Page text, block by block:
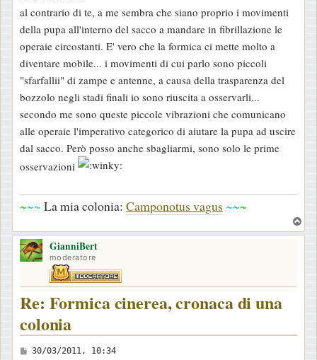
al contrario di te, a me sembra che siano proprio i movimenti
della pupa all'interno del sacco a mandare in fibrillazione le
operaie circostanti. E' vero che la formica ci mette molto a
diventare mobile... i movimenti di cui parlo sono piccoli
"sfarfallii" di zampe e antenne, a causa della trasparenza del
bozzolo negli stadi finali io sono riuscita a osservarli...
secondo me sono queste piccole vibrazioni che comunicano
alle operaie l'imperativo categorico di aiutare la pupa ad uscire
dal sacco. Però posso anche sbagliarmi, sono solo le prime
osservazioni
~~~ La mia colonia: Camponotus vagus ~~~
o
GianniBert
moderatore
Re: Formica cinerea, cronaca di una
colonia
M
30/03/2011, 10:34